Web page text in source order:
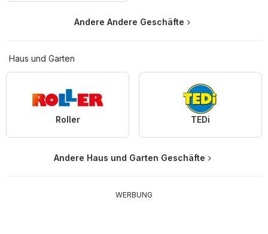
Andere Andere Geschäfte
Haus und Garten
Roller TEDi
Andere Haus und Garten Geschäfte
WERBUNG